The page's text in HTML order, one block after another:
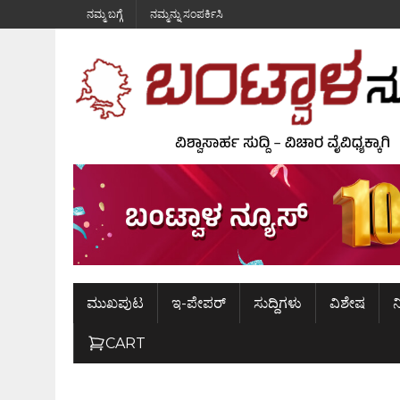
ನಮ್ಮ ಬಗ್ಗೆ ನಮ್ಮನ್ನು ಸಂಪರ್ಕಿಸಿ
ಮುಖಪುಟ ಇ-ಪೇಪರ್ ಸುದ್ದಿಗಳು ವಿಶೇಷ
CART